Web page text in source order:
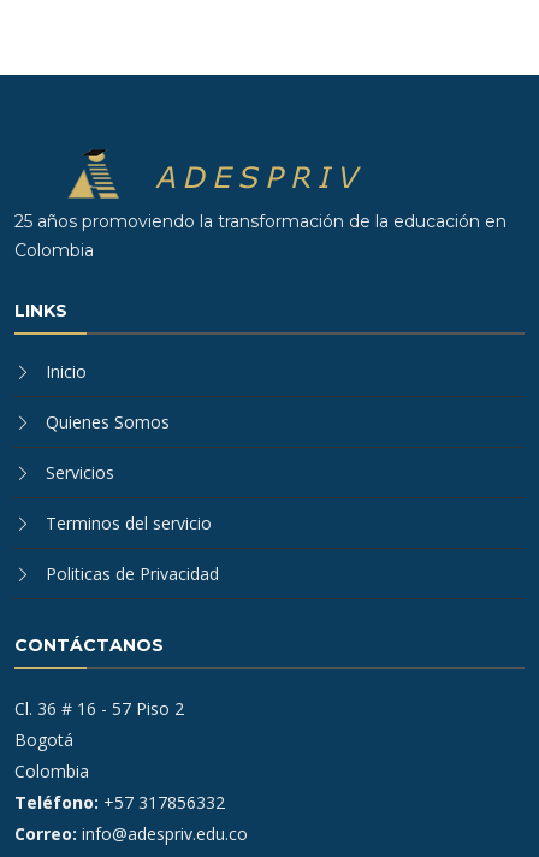
25 años promoviendo la transformación de la educación en
Colombia
LINKS
Inicio
Quienes Somos
Servicios
Terminos del servicio
Politicas de Privacidad
CONTÁCTANOS
Cl. 36 # 16 - 57 Piso 2
Bogotá
Colombia
Teléfono: +57 317856332
Correo: info@adespriv.edu.co